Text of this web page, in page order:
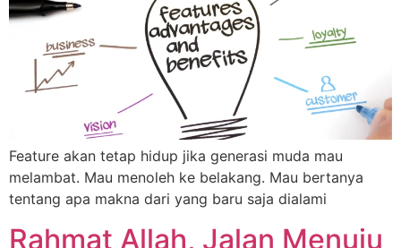
Feature akan tetap hidup jika generasi muda mau
melambat. Mau menoleh ke belakang. Mau bertanya
tentang apa makna dari yang baru saja dialami
Rahmat Allah, Jalan Menuju